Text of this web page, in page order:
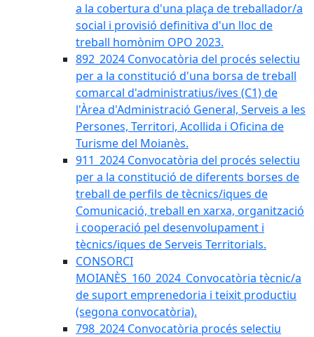
a la cobertura d'una plaça de treballador/a
social i provisió definitiva d'un lloc de
treball homònim OPO 2023.
892_2024 Convocatòria del procés selectiu
per a la constitució d'una borsa de treball
comarcal d'administratius/ives (C1) de
l'Àrea d'Administració General, Serveis a les
Persones, Territori, Acollida i Oficina de
Turisme del Moianès.
911_2024 Convocatòria del procés selectiu
per a la constitució de diferents borses de
treball de perfils de tècnics/iques de
Comunicació, treball en xarxa, organització
i cooperació pel desenvolupament i
tècnics/iques de Serveis Territorials.
CONSORCI
MOIANÈS_160_2024_Convocatòria tècnic/a
de suport emprenedoria i teixit productiu
(segona convocatòria).
798_2024 Convocatòria procés selectiu